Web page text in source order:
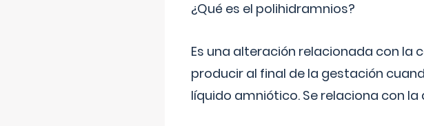
¿Qué es el polihidramnios?
Es una alteración relacionada con la
producir al final de la gestación
líquido amniótico. Se relaciona con